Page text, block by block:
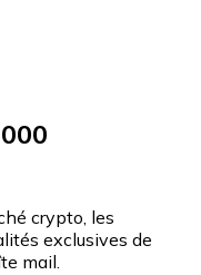
crypto, les
exclusives de
mail.